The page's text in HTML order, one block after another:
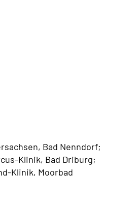
Bad Nenndorf;
Klinik, Bad Driburg;
Klinik, Moorbad